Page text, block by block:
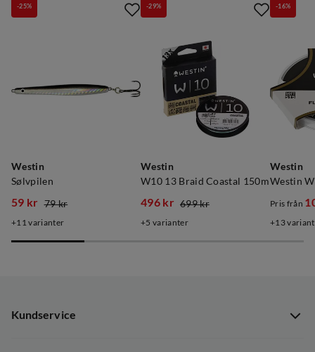
Westin
Sølvpilen
-25%
discounted
59 kr
original
79 kr
11 varianter
Westin
W10 13 Braid Coastal 150m
-29%
discounted
496 kr
original
699 kr
5 varianter
Westin
-16%
Pris från
original
13
Kundservice